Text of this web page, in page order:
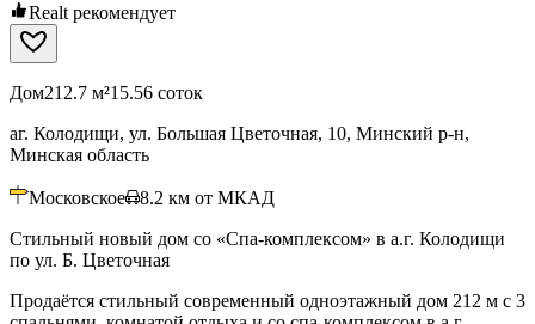
Realt рекомендует
Дом212.7 м²15.56 соток
аг. Колодищи, ул. Большая Цветочная, 10, Минский р-н,
Минская область
Московское 8.2 км от МКАД
Стильный новый дом со «Спа-комплексом» в а.г. Колодищи
по ул. Б. Цветочная
Продаётся стильный современный одноэтажный дом 212 м с 3